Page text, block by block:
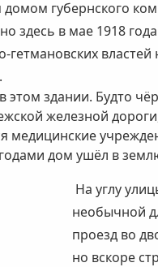
губернского
в мае 1918
властей
здании. Будто
железной
дом ушёл в
На углу
необычной
проезд во
но вскоре